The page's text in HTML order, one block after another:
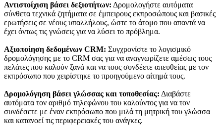
Αντιστοίχιση βάσει δεξιοτήτων: Δρομολογήστε αυτόματα
σύνθετα τεχνικά ζητήματα σε έμπειρους εκπροσώπους και βασικές
ερωτήσεις σε νέους υπαλλήλους, ώστε το άτομο που απαντά να
έχει όντως τις γνώσεις για να λύσει το πρόβλημα.
Αξιοποίηση δεδομένων CRM: Συγχρονίστε το λογισμικό
δρομολόγησης με το CRM σας για να αναγνωρίζετε αμέσως τους
πελάτες που καλούν ξανά και να τους συνδέετε απευθείας με τον
εκπρόσωπο που χειρίστηκε το προηγούμενο αίτημά τους.
Δρομολόγηση βάσει γλώσσας και τοποθεσίας: Διαβάστε
αυτόματα τον αριθμό τηλεφώνου του καλούντος για να τον
συνδέσετε με έναν εκπρόσωπο που μιλά τη μητρική του γλώσσα
και κατανοεί τις περιφερειακές του ανάγκες.